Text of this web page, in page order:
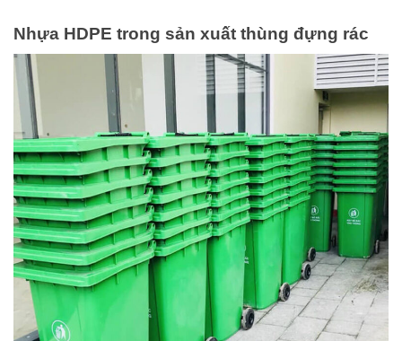
Nhựa HDPE trong sản xuất thùng đựng rác